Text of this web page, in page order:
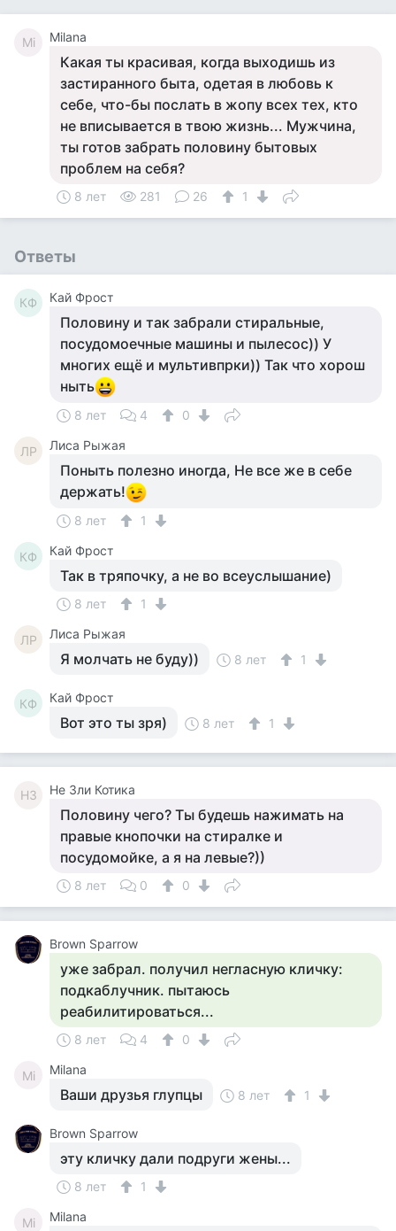
Mi Milana
Какая ты красивая, когда выходишь из
застиранного быта, одетая в любовь к
себе, что-бы послать в жопу всех тех, кто
не вписывается в твою жизнь... Мужчина,
ты готов забрать половину бытовых
проблем на себя?
8 лет 281 26 1
Ответы
КФ Кай Фрост
Половину и так забрали стиральные,
посудомоечные машины и пылесос)) У
многих ещё и мультивпрки)) Так что хорош
ныть
8 лет 4 0
ЛР Лиса Рыжая
Поныть полезно иногда, Не все же в себе
держать!
8 лет 1
КФ Кай Фрост
Так в тряпочку, а не во всеуслышание)
8 лет 1
ЛР Лиса Рыжая
Я молчать не буду)) 8 лет 1
КФ Кай Фрост
Вот это ты зря) 8 лет 1
НЗ Не Зли Котика
Половину чего? Ты будешь нажимать на
правые кнопочки на стиралке и
посудомойке, а я на левые?))
8 лет 0 0
Brown Sparrow
уже забрал. получил негласную кличку:
подкаблучник. пытаюсь
реабилитироваться...
8 лет 4 0
Mi Milana
Ваши друзья глупцы 8 лет 1
Brown Sparrow
эту кличку дали подруги жены...
8 лет 1
Mi Milana